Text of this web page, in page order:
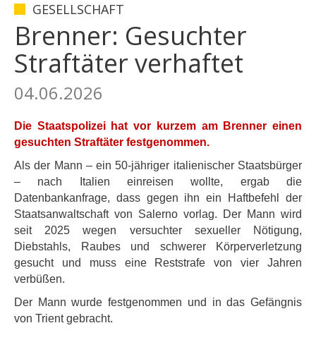
GESELLSCHAFT
Brenner: Gesuchter
Straftäter verhaftet
04.06.2026
Die Staatspolizei hat vor kurzem am Brenner einen
gesuchten Straftäter festgenommen.
Als der Mann – ein 50-jähriger italienischer Staatsbürger
– nach Italien einreisen wollte, ergab die
Datenbankanfrage, dass gegen ihn ein Haftbefehl der
Staatsanwaltschaft von Salerno vorlag. Der Mann wird
seit 2025 wegen versuchter sexueller Nötigung,
Diebstahls, Raubes und schwerer Körperverletzung
gesucht und muss eine Reststrafe von vier Jahren
verbüßen.
Der Mann wurde festgenommen und in das Gefängnis
von Trient gebracht.